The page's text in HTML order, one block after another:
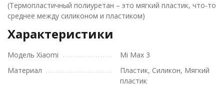
(Термопластичный полиуретан – это мягкий пластик, что-то
среднее между силиконом и пластиком)
Характеристики
Модель Xiaomi
Mi Max 3
Материал
Пластик, Силикон, Мягкий
пластик